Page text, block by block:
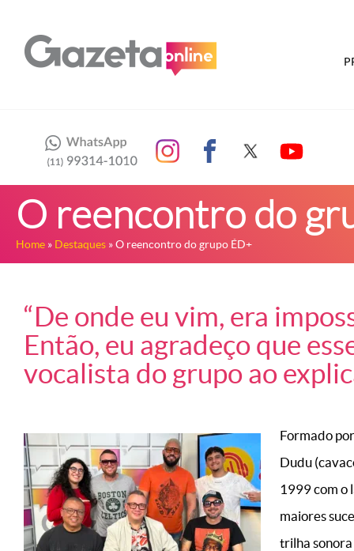
O reencontro do
Home » Destaques » O reencontro do grupo ÉD+
“De onde eu vim, era
Então, eu agradeço que
vocalista do grupo ao
Formado
Dudu
1999 com o
maiores
trilha sonora